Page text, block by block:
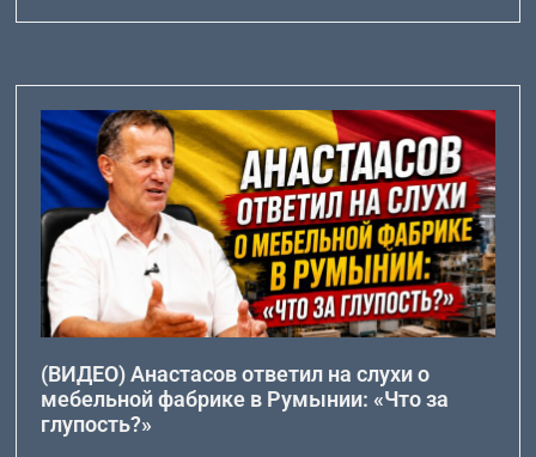
(ВИДЕО) Анастасов ответил на слухи о
мебельной фабрике в Румынии: «Что за
глупость?»